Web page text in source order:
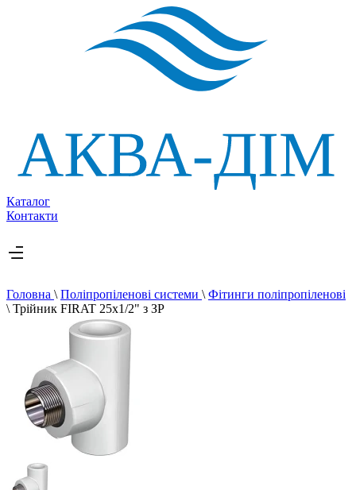
Каталог
Контакти
Головна \ Поліпропіленові системи \ Фітинги поліпропіленові
\ Трійник FIRAT 25х1/2" з ЗР